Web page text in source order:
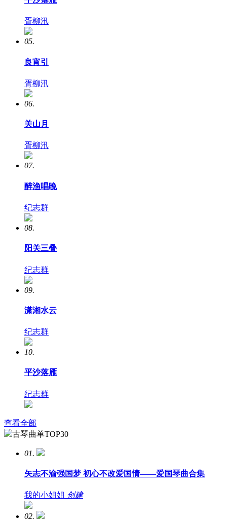
胥柳汛
05.
良宵引
胥柳汛
06.
关山月
胥柳汛
07.
醉渔唱晚
纪志群
08.
阳关三叠
纪志群
09.
潇湘水云
纪志群
10.
平沙落雁
纪志群
查看全部
古琴曲单TOP30
01.
矢志不渝强国梦 初心不改爱国情——爱国琴曲合集
我的小姐姐 创建
02.